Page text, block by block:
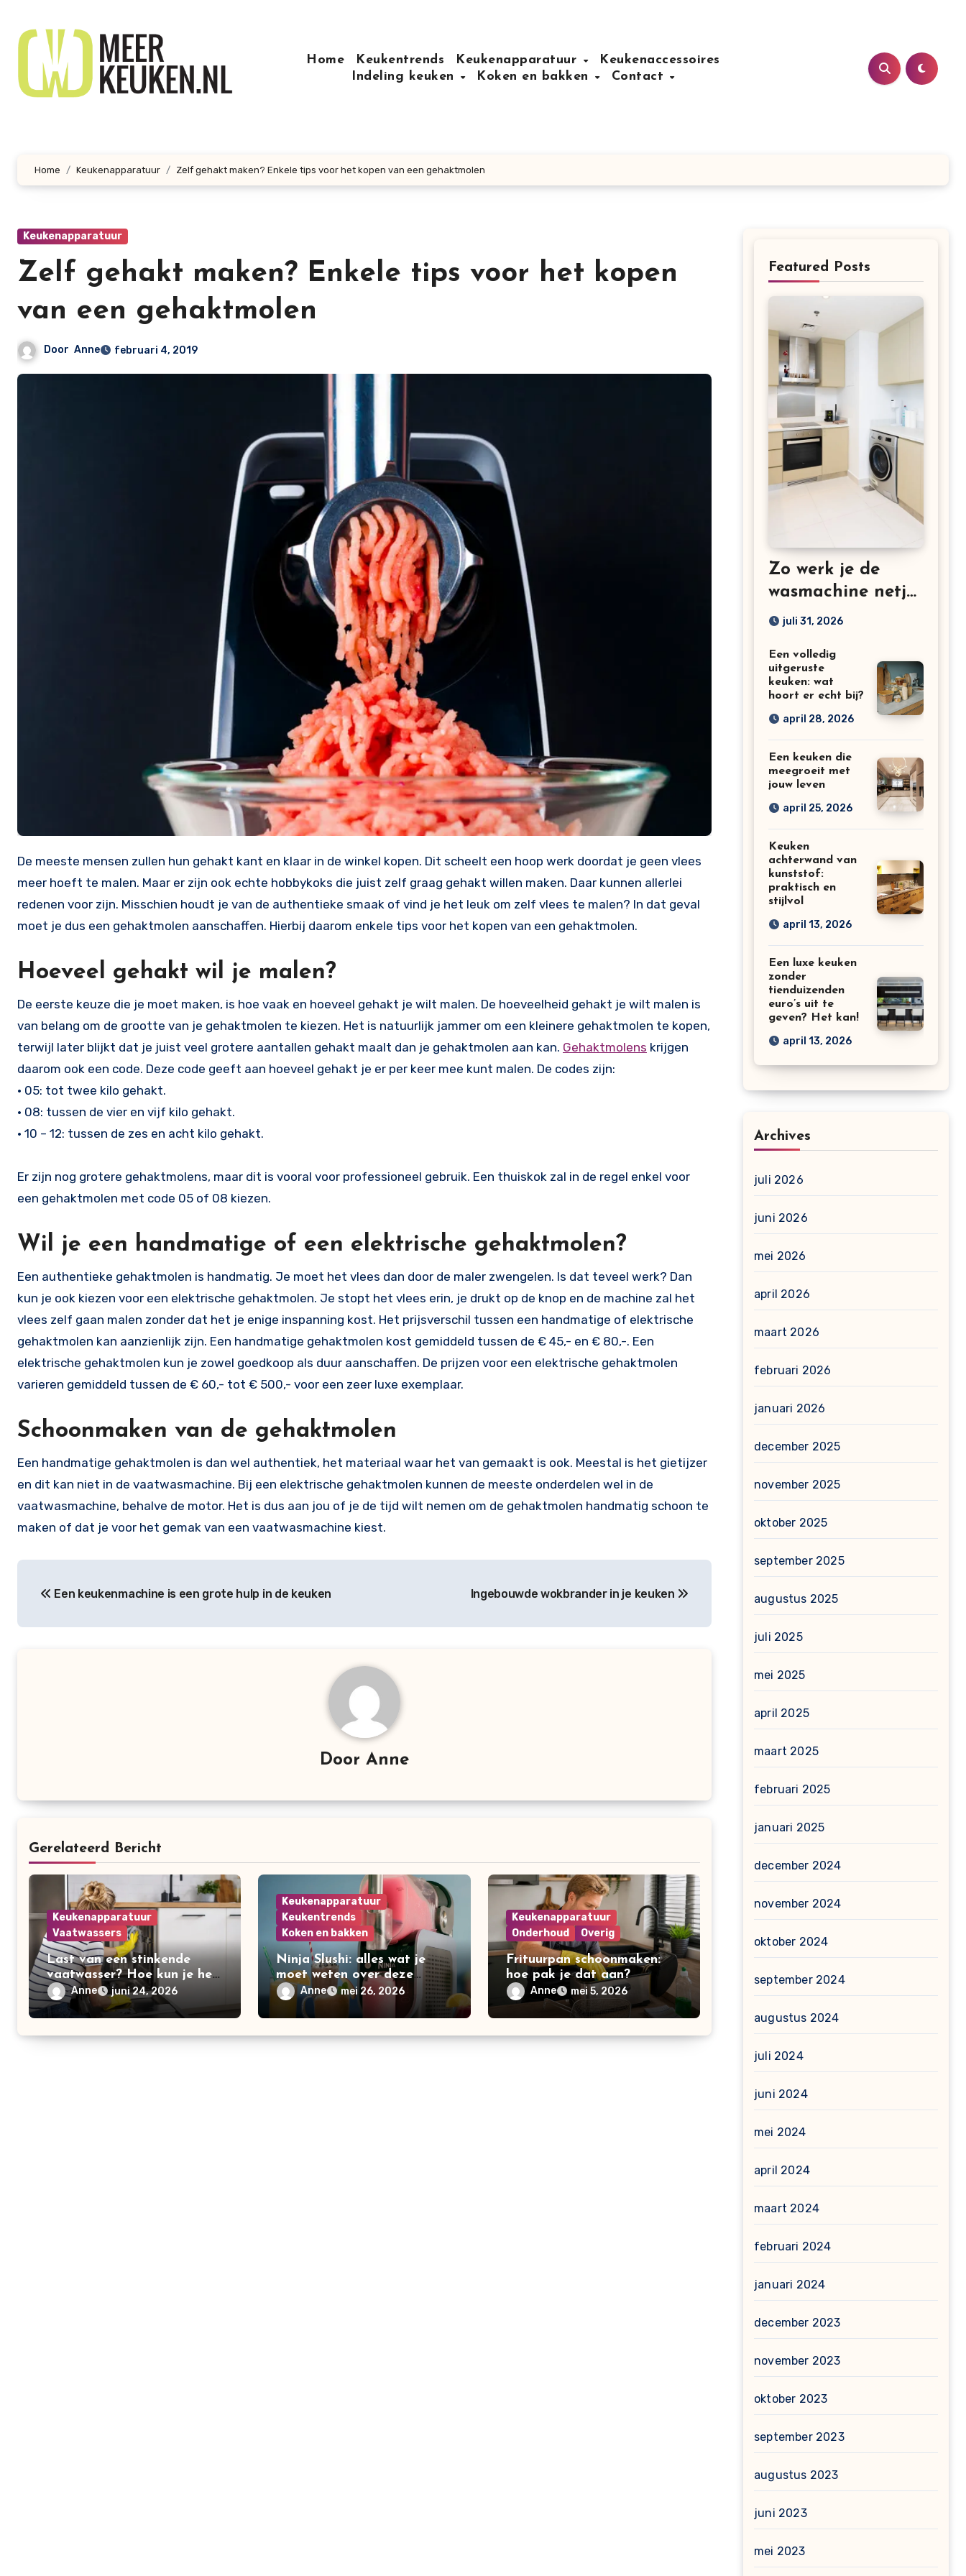
naar
inhoud
Home
Keukentrends Keukenapparatuur
Keukenaccessoires
Indeling keuken
Koken en bakken Contact
Home Keukenapparatuur Zelf gehakt maken? Enkele tips voor het kopen van een gehaktmolen
Keukenapparatuur
Zelf gehakt maken? Enkele tips voor het kopen
van een gehaktmolen
Door Anne februari 4, 2019
De meeste mensen zullen hun gehakt kant en klaar in de winkel kopen. Dit scheelt een hoop werk doordat je geen vlees
meer hoeft te malen. Maar er zijn ook echte hobbykoks die juist zelf graag gehakt willen maken. Daar kunnen allerlei
redenen voor zijn. Misschien houdt je van de authentieke smaak of vind je het leuk om zelf vlees te malen? In dat geval
moet je dus een gehaktmolen aanschaffen. Hierbij daarom enkele tips voor het kopen van een gehaktmolen.
Hoeveel gehakt wil je malen?
De eerste keuze die je moet maken, is hoe vaak en hoeveel gehakt je wilt malen. De hoeveelheid gehakt je wilt malen is
van belang om de grootte van je gehaktmolen te kiezen. Het is natuurlijk jammer om een kleinere gehaktmolen te kopen,
terwijl later blijkt dat je juist veel grotere aantallen gehakt maalt dan je gehaktmolen aan kan. Gehaktmolens krijgen
daarom ook een code. Deze code geeft aan hoeveel gehakt je er per keer mee kunt malen. De codes zijn:
• 05: tot twee kilo gehakt.
• 08: tussen de vier en vijf kilo gehakt.
• 10 – 12: tussen de zes en acht kilo gehakt.
Er zijn nog grotere gehaktmolens, maar dit is vooral voor professioneel gebruik. Een thuiskok zal in de regel enkel voor
een gehaktmolen met code 05 of 08 kiezen.
Wil je een handmatige of een elektrische gehaktmolen?
Een authentieke gehaktmolen is handmatig. Je moet het vlees dan door de maler zwengelen. Is dat teveel werk? Dan
kun je ook kiezen voor een elektrische gehaktmolen. Je stopt het vlees erin, je drukt op de knop en de machine zal het
vlees zelf gaan malen zonder dat het je enige inspanning kost. Het prijsverschil tussen een handmatige of elektrische
gehaktmolen kan aanzienlijk zijn. Een handmatige gehaktmolen kost gemiddeld tussen de € 45,- en € 80,-. Een
elektrische gehaktmolen kun je zowel goedkoop als duur aanschaffen. De prijzen voor een elektrische gehaktmolen
varieren gemiddeld tussen de € 60,- tot € 500,- voor een zeer luxe exemplaar.
Schoonmaken van de gehaktmolen
Een handmatige gehaktmolen is dan wel authentiek, het materiaal waar het van gemaakt is ook. Meestal is het gietijzer
en dit kan niet in de vaatwasmachine. Bij een elektrische gehaktmolen kunnen de meeste onderdelen wel in de
vaatwasmachine, behalve de motor. Het is dus aan jou of je de tijd wilt nemen om de gehaktmolen handmatig schoon te
maken of dat je voor het gemak van een vaatwasmachine kiest.
navigatie
Een keukenmachine is een grote hulp in de keuken Ingebouwde wokbrander in je keuken
Door Anne
Gerelateerd Bericht
Keukenapparatuur
Vaatwassers
Last van een stinkende
vaatwasser? Hoe kun je het
beste je vaatwasser
schoonmaken?
Anne juni 24, 2026
Keukenapparatuur
Keukentrends
Koken en bakken
Ninja Slushi: alles wat je
moet weten over deze
populaire frozen drink
maker
Anne mei 26, 2026
Keukenapparatuur
Onderhoud
Overig
Frituurpan schoonmaken:
hoe pak je dat aan?
Anne mei 5, 2026
Featured Posts
Zo werk je de
wasmachine netjes
weg in een kleine
juli 31, 2026
Een volledig
uitgeruste
keuken: wat
hoort er echt bij?
april 28, 2026
Een keuken die
meegroeit met
jouw leven
april 25, 2026
Keuken
achterwand van
kunststof:
praktisch en
stijlvol
april 13, 2026
Een luxe keuken
zonder
tienduizenden
euro’s uit te
geven? Het kan!
april 13, 2026
Archives
juli 2026
juni 2026
mei 2026
april 2026
maart 2026
februari 2026
januari 2026
december 2025
november 2025
oktober 2025
september 2025
augustus 2025
juli 2025
mei 2025
april 2025
maart 2025
februari 2025
januari 2025
december 2024
november 2024
oktober 2024
september 2024
augustus 2024
juli 2024
juni 2024
mei 2024
april 2024
maart 2024
februari 2024
januari 2024
december 2023
november 2023
oktober 2023
september 2023
augustus 2023
juni 2023
mei 2023